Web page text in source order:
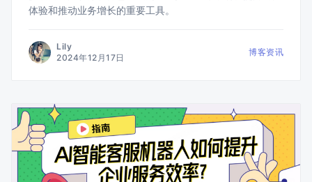
体验和推动业务增长的重要工具。
Lily
2024年12月17日
博客资讯